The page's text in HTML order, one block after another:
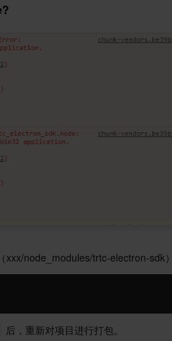
node_modules/trtc-electron-sdk
后，重新对项目进行打包。